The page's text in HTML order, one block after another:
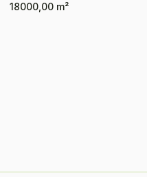
18000,00 m²